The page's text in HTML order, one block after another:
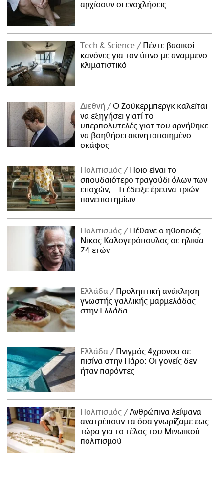
αρχίσουν οι ενοχλήσεις
Τech & Science
Πέντε βασικοί
κανόνες για τον ύπνο με αναμμένο
κλιματιστικό
Διεθνή
Ο Ζούκερμπεργκ καλείται
να εξηγήσει γιατί το
υπερπολυτελές γιοτ του αρνήθηκε
να βοηθήσει ακινητοποιημένο
σκάφος
Πολιτισμός
Ποιο είναι το
σπουδαιότερο τραγούδι όλων των
εποχών; - Τι έδειξε έρευνα τριών
πανεπιστημίων
Πολιτισμός
Πέθανε ο ηθοποιός
Νίκος Καλογερόπουλος σε ηλικία
74 ετών
Ελλάδα
Προληπτική ανάκληση
γνωστής γαλλικής μαρμελάδας
στην Ελλάδα
Ελλάδα
Πνιγμός 4χρονου σε
πισίνα στην Πάρο: Οι γονείς δεν
ήταν παρόντες
Πολιτισμός
Ανθρώπινα λείψανα
ανατρέπουν τα όσα γνωρίζαμε έως
τώρα για το τέλος του Μινωικού
πολιτισμού